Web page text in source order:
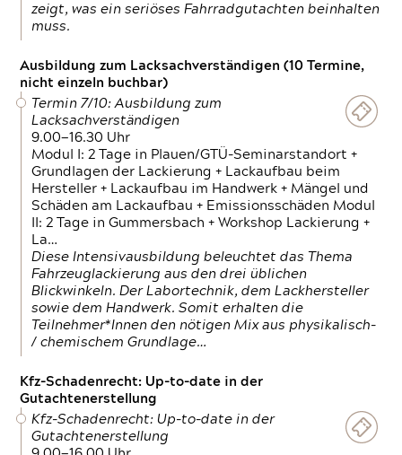
zeigt, was ein seriöses Fahrradgutachten beinhalten
muss.
Ausbildung zum Lacksachverständigen (10 Termine,
nicht einzeln buchbar)
Termin 7/10: Ausbildung zum
Lacksachverständigen
9.00—16.30 Uhr
Modul I: 2 Tage in Plauen/GTÜ-Seminarstandort +
Grundlagen der Lackierung + Lackaufbau beim
Hersteller + Lackaufbau im Handwerk + Mängel und
Schäden am Lackaufbau + Emissionsschäden Modul
II: 2 Tage in Gummersbach + Workshop Lackierung +
La…
Diese Intensivausbildung beleuchtet das Thema
Fahrzeuglackierung aus den drei üblichen
Blickwinkeln. Der Labortechnik, dem Lackhersteller
sowie dem Handwerk. Somit erhalten die
Teilnehmer*Innen den nötigen Mix aus physikalisch-
/ chemischem Grundlage…
Kfz-Schadenrecht: Up-to-date in der
Gutachtenerstellung
Kfz-Schadenrecht: Up-to-date in der
Gutachtenerstellung